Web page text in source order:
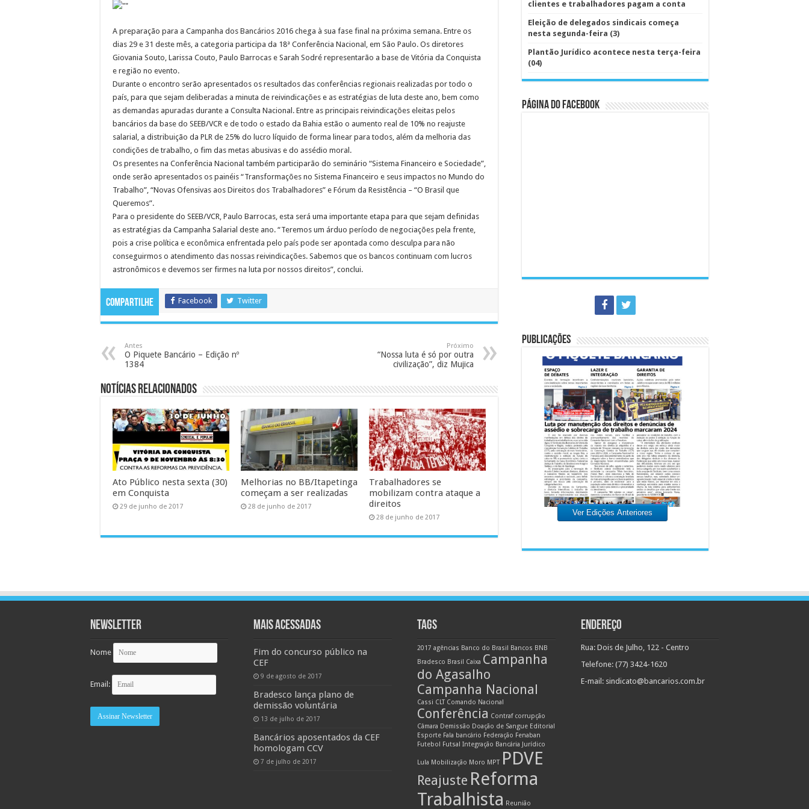
A preparação para a Campanha dos Bancários 2016 chega à sua fase final na próxima semana. Entre os
dias 29 e 31 deste mês, a categoria participa da 18ª Conferência Nacional, em São Paulo. Os diretores
Giovania Souto, Larissa Couto, Paulo Barrocas e Sarah Sodré representarão a base de Vitória da Conquista
e região no evento.
Durante o encontro serão apresentados os resultados das conferências regionais realizadas por todo o
país, para que sejam deliberadas a minuta de reivindicações e as estratégias de luta deste ano, bem como
as demandas apuradas durante a Consulta Nacional. Entre as principais reivindicações eleitas pelos
bancários da base do SEEB/VCR e de todo o estado da Bahia estão o aumento real de 10% no reajuste
salarial, a distribuição da PLR de 25% do lucro líquido de forma linear para todos, além da melhoria das
condições de trabalho, o fim das metas abusivas e do assédio moral.
Os presentes na Conferência Nacional também participarão do seminário “Sistema Financeiro e Sociedade”,
onde serão apresentados os painéis “Transformações no Sistema Financeiro e seus impactos no Mundo do
Trabalho”, “Novas Ofensivas aos Direitos dos Trabalhadores” e Fórum da Resistência – “O Brasil que
Queremos”.
Para o presidente do SEEB/VCR, Paulo Barrocas, esta será uma importante etapa para que sejam definidas
as estratégias da Campanha Salarial deste ano. “Teremos um árduo período de negociações pela frente,
pois a crise política e econômica enfrentada pelo país pode ser apontada como desculpa para não
conseguirmos o atendimento das nossas reivindicações. Sabemos que os bancos continuam com lucros
astronômicos e devemos ser firmes na luta por nossos direitos”, conclui.
Compartilhe Facebook Twitter
Antes
O Piquete Bancário – Edição nº
1384
Próximo
“Nossa luta é só por outra
civilização”, diz Mujica
Notícias Relacionados
Ato Público nesta sexta (30)
em Conquista
29 de junho de 2017
Melhorias no BB/Itapetinga
começam a ser realizadas
28 de junho de 2017
Trabalhadores se
mobilizam contra ataque a
direitos
28 de junho de 2017
clientes e trabalhadores pagam a conta
Eleição de delegados sindicais começa
nesta segunda-feira (3)
Plantão Jurídico acontece nesta terça-feira
(04)
Página do Facebook
PUBLICAÇÕES
Ver Edições Anteriores
Newsletter
Nome
Email:
MAIS ACESSADAS
Fim do concurso público na
CEF
9 de agosto de 2017
Bradesco lança plano de
demissão voluntária
13 de julho de 2017
Bancários aposentados da CEF
homologam CCV
7 de julho de 2017
TAGS
2017 agências Banco do Brasil Bancos BNB
Bradesco Brasil Caixa Campanha
do Agasalho
Campanha Nacional
Cassi CLT Comando Nacional
Conferência Contraf corrupção
Câmara Demissão Doação de Sangue Editorial
Esporte Fala bancário Federação Fenaban
Futebol Futsal Integração Bancária Jurídico
Lula Mobilização Moro MPT PDVE
Reajuste Reforma
Trabalhista Reunião
ENDEREÇO
Rua: Dois de Julho, 122 - Centro
Telefone: (77) 3424-1620
E-mail: sindicato@bancarios.com.br